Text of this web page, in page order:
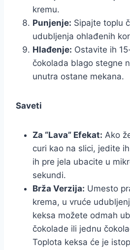
kremu.
Punjenje: Sipajte toplu
udubljenja ohlađenih
Hlađenje: Ostavite ih
čokolada blago stegne
unutra ostane mekana.
Saveti
Za “Lava” Efekat: Ako
curi kao na slici, jedite
ih pre jela ubacite u
sekundi.
Brža Verzija: Umesto
krema, u vruće
keksa možete odmah
čokolade ili jednu
Toplota keksa će je